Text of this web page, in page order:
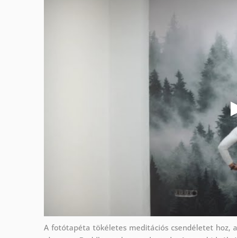
A fotótapéta tökéletes meditációs csendéletet hoz,